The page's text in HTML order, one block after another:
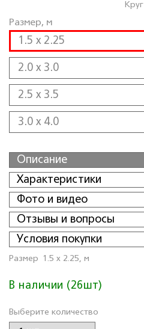
Размер, м
1.5 x 2.25
2.0 x 3.0
2.5 x 3.5
3.0 x 4.0
Круг
Описание
Характеристики
Фото и видео
Отзывы и вопросы
Условия покупки
Размер 1.5 x 2.25, м
В наличии (26шт)
Выберите количество